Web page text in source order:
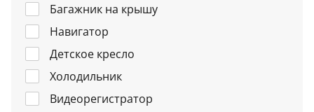
Багажник на крышу
Навигатор
Детское кресло
Холодильник
Видеорегистратор